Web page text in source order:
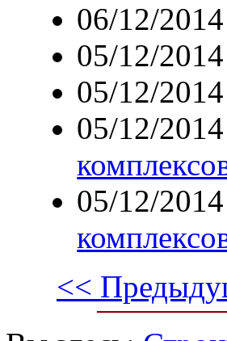
06/12/
05/12/
05/12/
05/12/
05/12/
<<